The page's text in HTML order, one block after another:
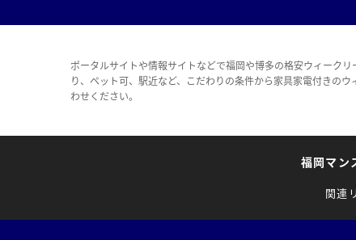
ポータルサイトや情報サイトなどで福岡や博多の格安ウィーク
り、ペット可、駅近など、こだわりの条件から家具家電付きの
わせください。
福岡マン
関連